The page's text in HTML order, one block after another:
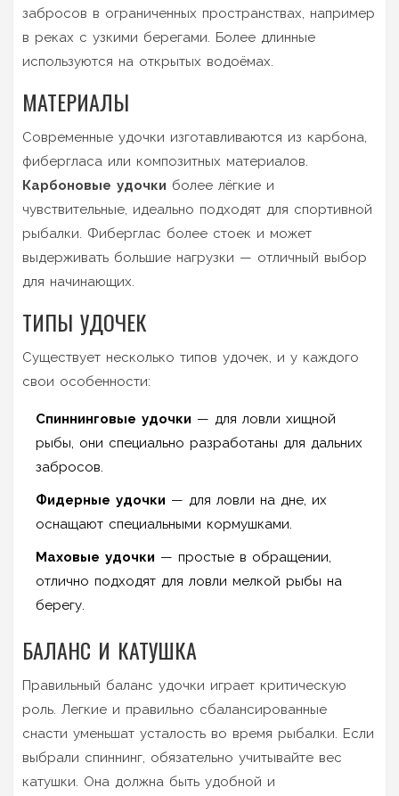
забросов в ограниченных пространствах, например
в реках с узкими берегами. Более длинные
используются на открытых водоёмах.
МАТЕРИАЛЫ
Современные удочки изготавливаются из карбона,
фибергласа или композитных материалов.
Карбоновые удочки более лёгкие и
чувствительные, идеально подходят для спортивной
рыбалки. Фиберглас более стоек и может
выдерживать большие нагрузки — отличный выбор
для начинающих.
ТИПЫ УДОЧЕК
Существует несколько типов удочек, и у каждого
свои особенности:
Спиннинговые удочки — для ловли хищной
рыбы, они специально разработаны для дальних
забросов.
Фидерные удочки — для ловли на дне, их
оснащают специальными кормушками.
Маховые удочки — простые в обращении,
отлично подходят для ловли мелкой рыбы на
берегу.
БАЛАНС И КАТУШКА
Правильный баланс удочки играет критическую
роль. Легкие и правильно сбалансированные
снасти уменьшат усталость во время рыбалки. Если
выбрали спиннинг, обязательно учитывайте вес
катушки. Она должна быть удобной и